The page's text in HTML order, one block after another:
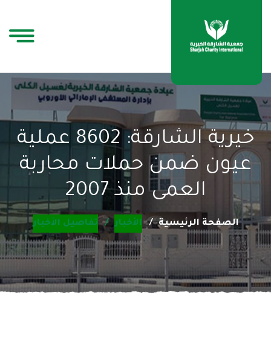
خيرية الشارقة: 8602 عملية
عيون ضمن حملات محاربة
العمى منذ 2007
الصفحة الرئيسية الأخبار تفاصيل الأخبار